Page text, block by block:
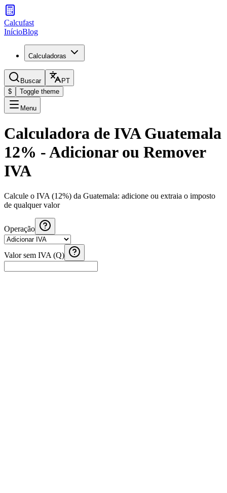
Calcufast
InícioBlog
Calculadoras
Buscar
PT
$
Toggle theme
Menu
Calculadora de IVA Guatemala
12% - Adicionar ou Remover
IVA
Calcule o IVA (12%) da Guatemala: adicione ou extraia o imposto
de qualquer valor
Operação
Valor sem IVA (Q)